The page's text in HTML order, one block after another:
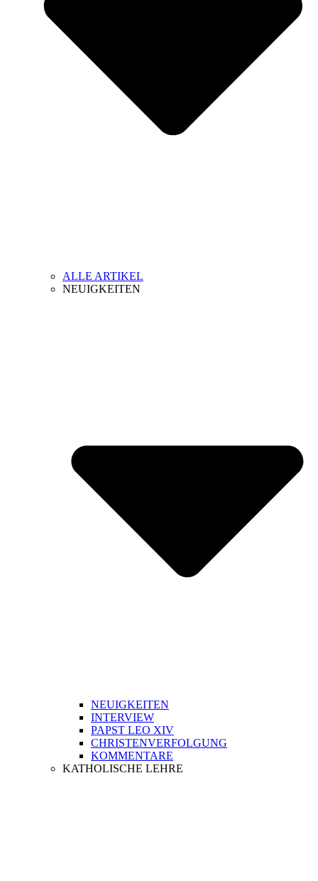
ALLE ARTIKEL
NEUIGKEITEN
NEUIGKEITEN
INTERVIEW
PAPST LEO XIV
CHRISTENVERFOLGUNG
KOMMENTARE
KATHOLISCHE LEHRE